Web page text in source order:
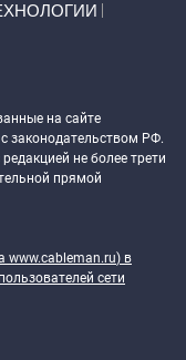
на сайте
законодательством РФ.
не более трети
прямой
www.cableman.ru) в
сети